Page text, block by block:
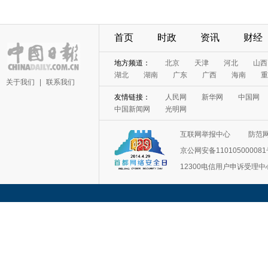
关于我们 联系我们
首页 时政 资讯 财经
地方频道： 北京 天津 河北
山西
湖北
湖南 广东 广西 海南
友情链接： 人民网 新华网
中国网
中国新闻网
光明网
互联网举报中心
防范
京公网安备110105000081
12300电信用户申诉受理中